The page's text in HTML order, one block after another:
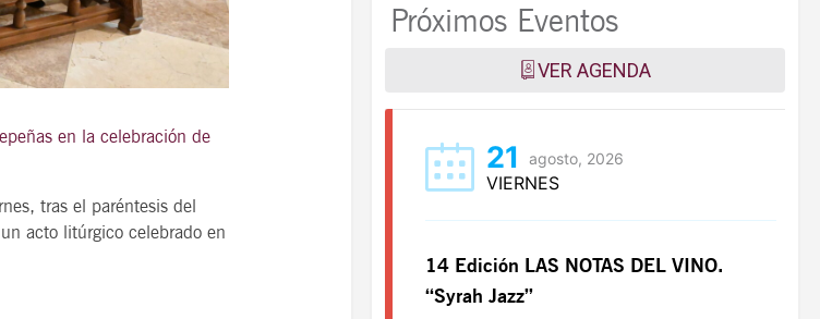
en la celebración de
tras el paréntesis del
acto litúrgico celebrado en
Próximos Eventos
VER AGENDA
21 agosto, 2026
VIERNES
14 Edición LAS NOTAS DEL VINO.
“Syrah Jazz”